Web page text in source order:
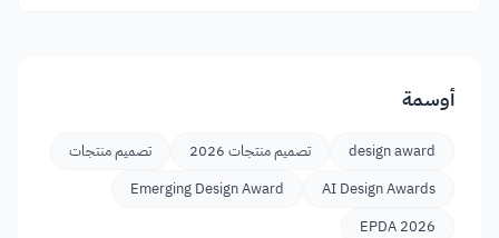
أوسمة
design award تصميم منتجات 2026
تصميم منتجات
AI Design Awards
Emerging Design Award
EPDA 2026